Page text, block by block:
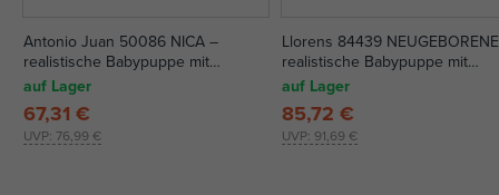
Antonio Juan 50086 NICA –
realistische Babypuppe mit
Vollvinylkörper – 42 cm
auf Lager
UVP: 76,99 €
67,31 €
Llorens 84439
realistische Babypuppe mit
Geräuschen und weichem
Stoffkörper - 44 cm
auf Lager
UVP: 91,69 €
85,72 €